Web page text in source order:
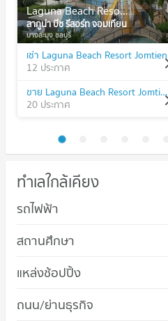
Laguna Beach Resort Jomtien
ลากูน่า บีช รีสอร์ท จอมเทียน
บางละมุง ชลบุรี
เช่า Laguna Beach Resort Jomtien
12 ประกาศ
ขาย Laguna Beach Resort Jomtien
20 ประกาศ
ทำเลใกล้เคียง
รถไฟฟ้า
สถานศึกษา
แหล่งช้อปปิ้ง
คอนโด ตลาดน้ำ 4 ภาค พัทยา
ถนน/ย่านธุรกิจ